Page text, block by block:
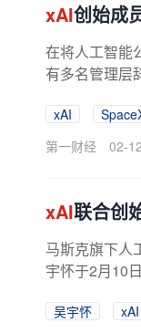
xAI创始成
在将人工智能
有多名管理层
xAI
第一财经
02-
xAI联合创
马斯克旗下人
宇怀于2月10
吴宇怀 xAI